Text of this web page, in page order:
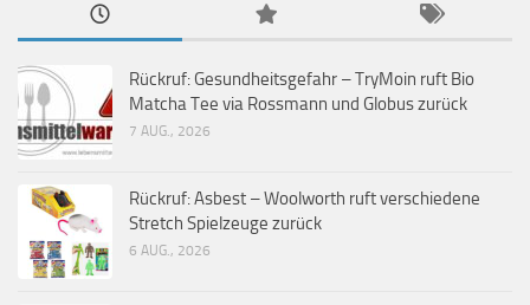
Rückruf: Gesundheitsgefahr – TryMoin ruft Bio
Matcha Tee via Rossmann und Globus zurück
7 AUG., 2026
Rückruf: Asbest – Woolworth ruft verschiedene
Stretch Spielzeuge zurück
6 AUG., 2026